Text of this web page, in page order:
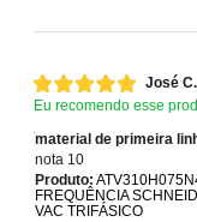
José C.
Eu recomendo esse
material de primeira
nota 10
Produto:
FREQUÊNCIA
VAC TRIFÁSICO